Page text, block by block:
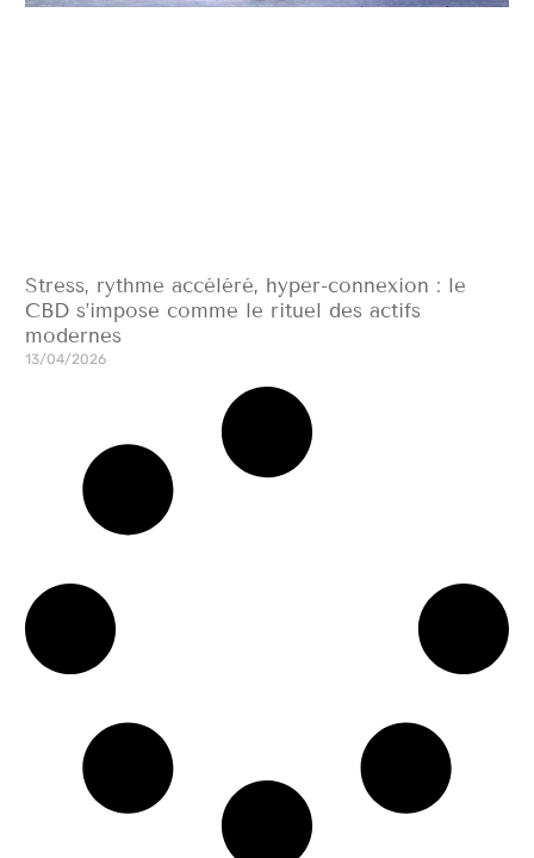
Stress, rythme accéléré, hyper-connexion : le
CBD s’impose comme le rituel des actifs
modernes
13/04/2026